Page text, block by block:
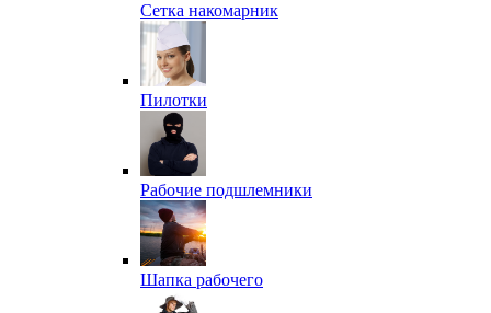
Сетка накомарник
Пилотки
Рабочие подшлемники
Шапка рабочего